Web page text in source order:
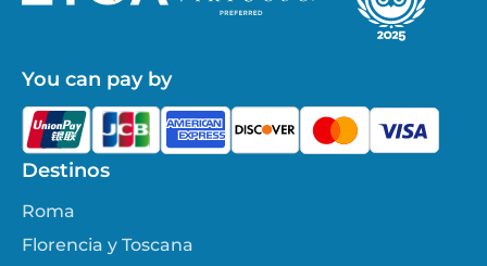
Destinos
Roma
Florencia y Toscana
You can pay by